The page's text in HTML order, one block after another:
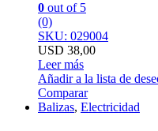
0 out of 5
(0)
SKU: 029004
USD 38,00
Leer más
Añadir a la lista de
Comparar
Balizas, Electricidad